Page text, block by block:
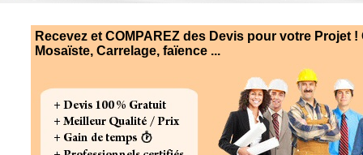
Recevez et COMPAREZ des Devis pour votre Projet !
Mosaïste, Carrelage, faïence ...